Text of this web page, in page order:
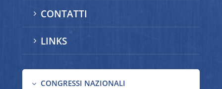
5 CONTATTI
5 LINKS
3 CONGRESSI NAZIONALI